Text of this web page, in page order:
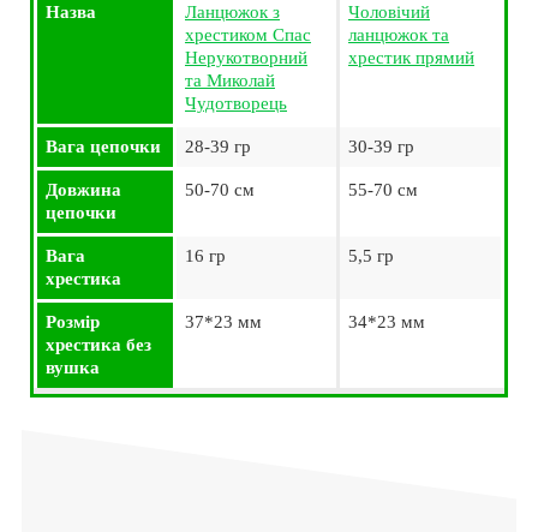
Назва
Ланцюжок з
хрестиком Спас
Нерукотворний
та Миколай
Чудотворець
Чоловічий
ланцюжок та
хрестик прямий
Вага цепочки 28-39 гр 30-39 гр
Довжина
цепочки
50-70 см 55-70 см
Вага
хрестика
16 гр 5,5 гр
Розмір
хрестика без
вушка
37*23 мм 34*23 мм